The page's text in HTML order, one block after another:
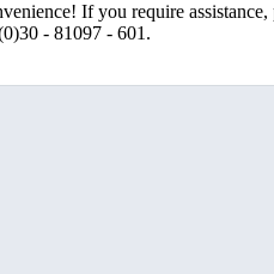
If you require
- 81097 - 601.